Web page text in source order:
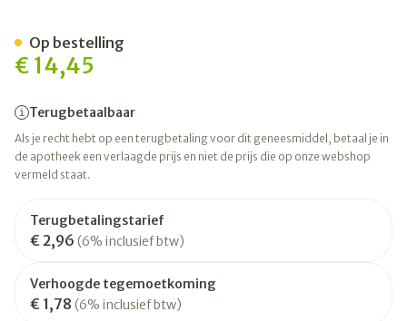
€ 14,45
Terugbetaalbaar
Als je recht hebt op een terugbetaling voor dit geneesmiddel, betaal je in
de apotheek een verlaagde prijs en niet de prijs die op onze webshop
vermeld staat.
Terugbetalingstarief
€ 2,96 (6% inclusief btw)
Verhoogde tegemoetkoming
€ 1,78 (6% inclusief btw)
Op bestelling